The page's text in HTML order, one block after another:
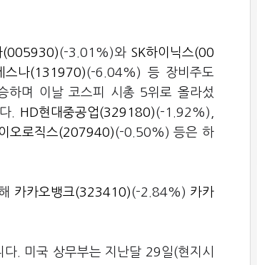
(005930)(-3.01%)와 SK하이닉스(00
스나(131970)(-6.04%) 등 장비주도
하며 이날 코스피 시총 5위로 올라섰
. HD현대중공업(329180)(-1.92%),
오로직스(207940)(-0.50%) 등은 하
카카오뱅크(323410)(-2.84%) 카카
. 미국 상무부는 지난달 29일(현지시